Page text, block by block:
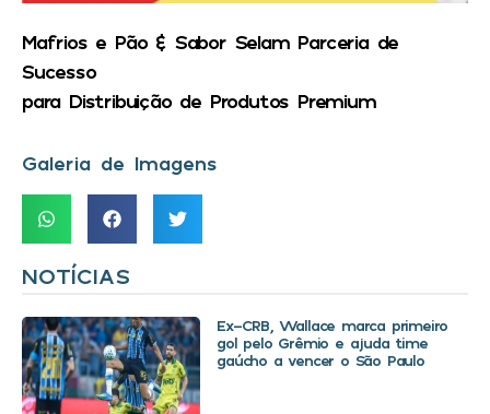
Mafrios e Pão & Sabor Selam Parceria de
Sucesso
para Distribuição de Produtos Premium
Galeria de Imagens
NOTÍCIAS
Ex-CRB, Wallace marca primeiro
gol pelo Grêmio e ajuda time
gaúcho a vencer o São Paulo